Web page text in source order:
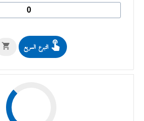
التبرع السريع